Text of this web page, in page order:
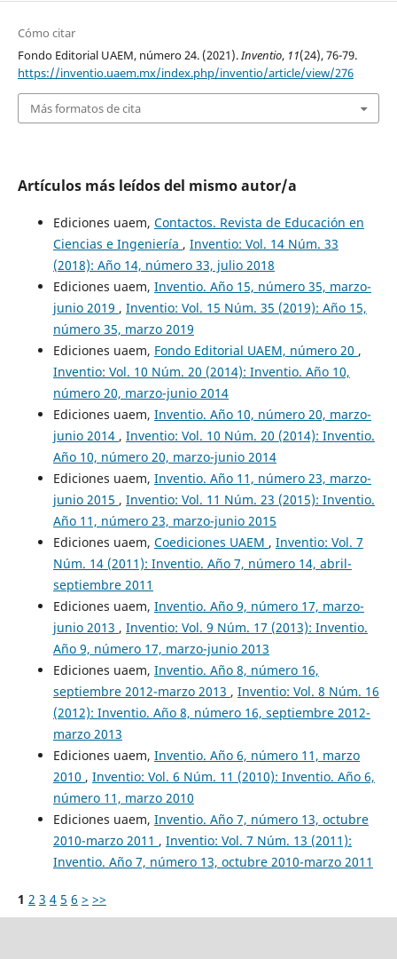
Cómo citar
Fondo Editorial UAEM, número 24. (2021).Inventio, 11(24), 76-79.
https://inventio.uaem.mx/index.php/inventio/article/view/276
Más formatos de cita
Artículos más leídos del mismo autor/a
Ediciones uaem, Contactos. Revista de Educación en
Ciencias e Ingeniería , Inventio: Vol. 14 Núm. 33
(2018): Año 14, número 33, julio 2018
Ediciones uaem, Inventio. Año 15, número 35, marzo-
junio 2019 , Inventio: Vol. 15 Núm. 35 (2019): Año 15,
número 35, marzo 2019
Ediciones uaem, Fondo Editorial UAEM, número 20 ,
Inventio: Vol. 10 Núm. 20 (2014): Inventio. Año 10,
número 20, marzo-junio 2014
Ediciones uaem, Inventio. Año 10, número 20, marzo-
junio 2014 , Inventio: Vol. 10 Núm. 20 (2014): Inventio.
Año 10, número 20, marzo-junio 2014
Ediciones uaem, Inventio. Año 11, número 23, marzo-
junio 2015 , Inventio: Vol. 11 Núm. 23 (2015): Inventio.
Año 11, número 23, marzo-junio 2015
Ediciones uaem, Coediciones UAEM , Inventio: Vol. 7
Núm. 14 (2011): Inventio. Año 7, número 14, abril-
septiembre 2011
Ediciones uaem, Inventio. Año 9, número 17, marzo-
junio 2013 , Inventio: Vol. 9 Núm. 17 (2013): Inventio.
Año 9, número 17, marzo-junio 2013
Ediciones uaem, Inventio. Año 8, número 16,
septiembre 2012-marzo 2013 , Inventio: Vol. 8 Núm. 16
(2012): Inventio. Año 8, número 16, septiembre 2012-
marzo 2013
Ediciones uaem, Inventio. Año 6, número 11, marzo
2010 , Inventio: Vol. 6 Núm. 11 (2010): Inventio. Año 6,
número 11, marzo 2010
Ediciones uaem, Inventio. Año 7, número 13, octubre
2010-marzo 2011 , Inventio: Vol. 7 Núm. 13 (2011):
Inventio. Año 7, número 13, octubre 2010-marzo 2011
1 2 3 4 5 6 > >>